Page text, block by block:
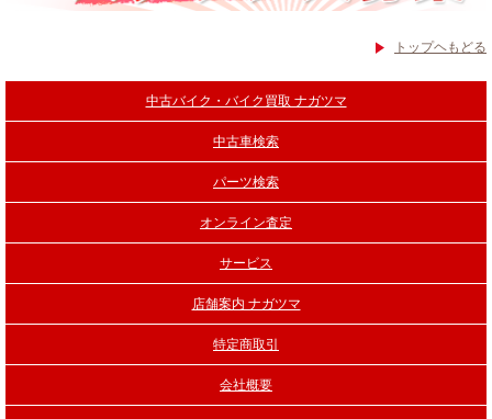
トップヘもどる
中古バイク・バイク買取 ナガツマ
中古車検索
パーツ検索
オンライン査定
サービス
店舗案内 ナガツマ
特定商取引
会社概要